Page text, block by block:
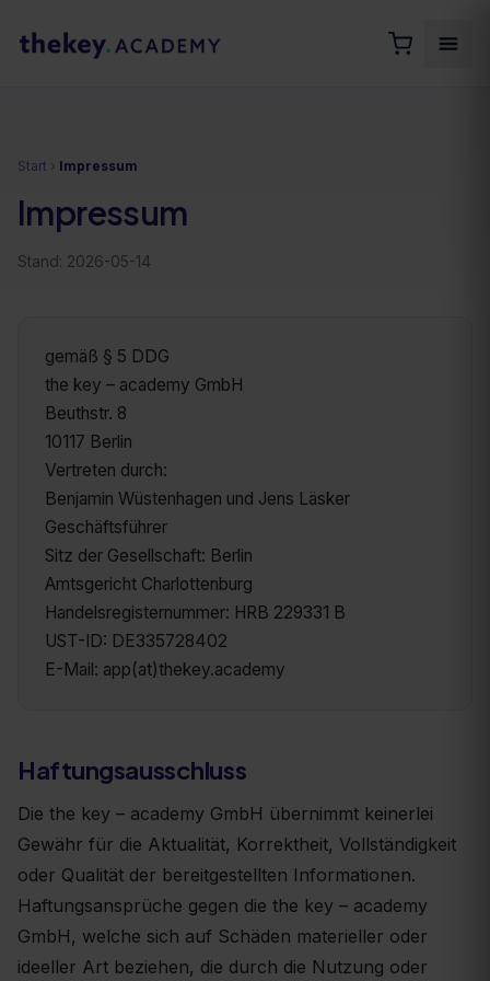
Start › Impressum
Impressum
Stand: 2026-05-14
gemäß § 5 DDG
the key – academy GmbH
Beuthstr. 8
10117 Berlin
Vertreten durch:
Benjamin Wüstenhagen und Jens Läsker
Geschäftsführer
Sitz der Gesellschaft: Berlin
Amtsgericht Charlottenburg
Handelsregisternummer: HRB 229331 B
UST-ID: DE335728402
E-Mail: app(at)thekey.academy
Haftungsausschluss
Die the key – academy GmbH übernimmt keinerlei
Gewähr für die Aktualität, Korrektheit, Vollständigkeit
oder Qualität der bereitgestellten Informationen.
Haftungsansprüche gegen die the key – academy
GmbH, welche sich auf Schäden materieller oder
ideeller Art beziehen, die durch die Nutzung oder